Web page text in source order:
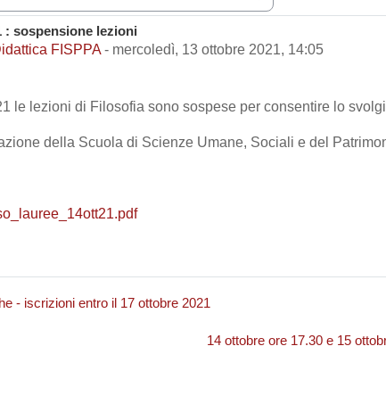
: sospensione lezioni
FISPPA - mercoledì, 13 ottobre 2021, 14:05
0
le lezioni di Filosofia sono sospese per consentire lo
della Scuola di Scienze Umane, Sociali e del
- iscrizioni entro il 17 ottobre 2021
14 ottobre ore 17.30 e 15